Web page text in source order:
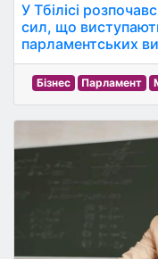
У Тбілісі
сил, що
парламентських
Бізнес Парламент